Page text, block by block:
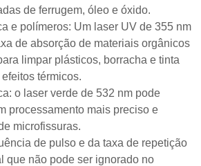
de ferrugem, óleo e óxido.
e polímeros: Um laser UV de 355 nm
de absorção de materiais orgânicos
limpar plásticos, borracha e tinta
térmicos.
o laser verde de 532 nm pode
processamento mais preciso e
microfissuras.
de pulso e da taxa de repetição
que não pode ser ignorado no